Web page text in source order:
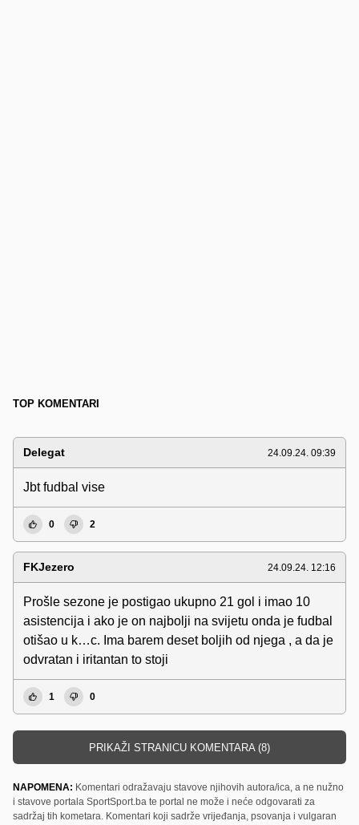
TOP KOMENTARI
Delegat 24.09.24. 09:39
Jbt fudbal vise
0 2
FKJezero 24.09.24. 12:16
Prošle sezone je postigao ukupno 21 gol i imao 10
asistencija i ako je on najbolji na svijetu onda je fudbal
otišao u k…c. Ima barem deset boljih od njega , a da je
odvratan i iritantan to stoji
1 0
PRIKAŽI STRANICU KOMENTARA (8)
NAPOMENA: Komentari odražavaju stavove njihovih autora/ica, a ne nužno
i stavove portala SportSport.ba te portal ne može i neće odgovarati za
sadržaj tih kometara. Komentari koji sadrže vrijeđanja, psovanja i vulgaran